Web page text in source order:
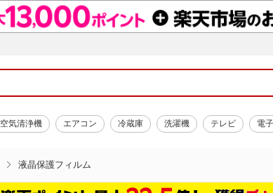
空気清浄機 エアコン 冷蔵庫 洗濯機 テレビ 電
液晶保護フィルム